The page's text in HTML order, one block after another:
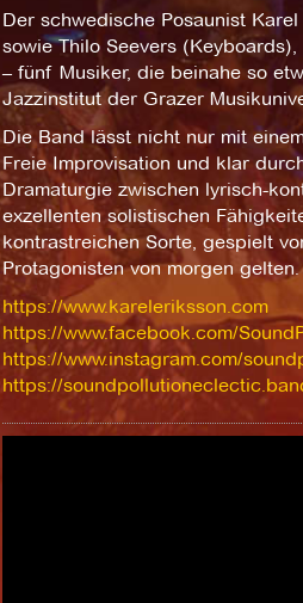
Der schwedische Posaunist
sowie Thilo Seevers
– fünf Musiker, die beinahe so
Jazzinstitut der Grazer
Die Band lässt nicht nur mit
Freie Improvisation und klar
Dramaturgie zwischen lyrisch-
exzellenten solistischen
kontrastreichen Sorte, gespielt
Protagonisten von morgen
https://www.kareleriksson.com
https://www.facebook.com/
https://www.instagram.com/
https://